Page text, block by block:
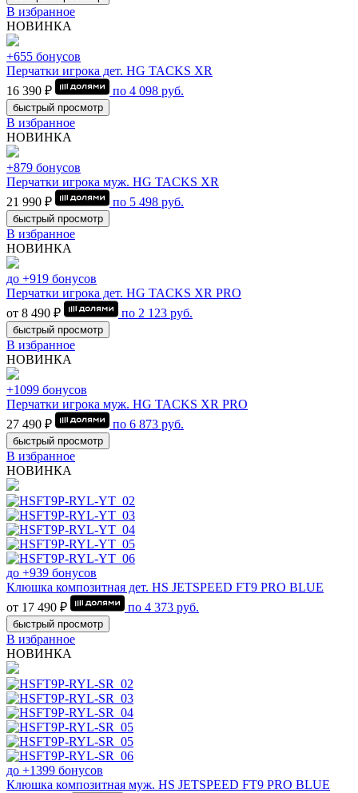
В избранное
НОВИНКА
+655 бонусов
Перчатки игрока дет. HG TACKS XR
16 390 ₽
по 4 098 руб.
быстрый просмотр
В избранное
НОВИНКА
+879 бонусов
Перчатки игрока муж. HG TACKS XR
21 990 ₽
по 5 498 руб.
быстрый просмотр
В избранное
НОВИНКА
до +919 бонусов
Перчатки игрока дет. HG TACKS XR PRO
от 8 490 ₽
по 2 123 руб.
быстрый просмотр
В избранное
НОВИНКА
+1099 бонусов
Перчатки игрока муж. HG TACKS XR PRO
27 490 ₽
по 6 873 руб.
быстрый просмотр
В избранное
НОВИНКА
до +939 бонусов
Клюшка композитная дет. HS JETSPEED FT9 PRO BLUE
от 17 490 ₽
по 4 373 руб.
быстрый просмотр
В избранное
НОВИНКА
до +1399 бонусов
Клюшка композитная муж. HS JETSPEED FT9 PRO BLUE